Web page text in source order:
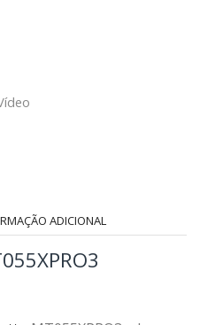
ADICIONAL